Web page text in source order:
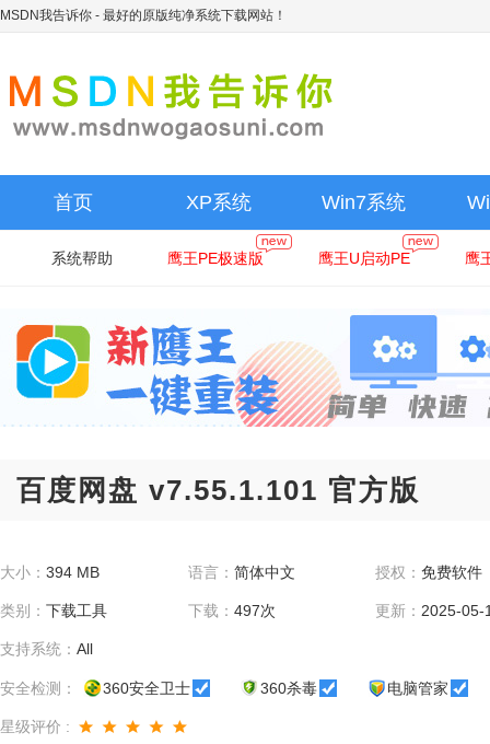
MSDN我告诉你 - 最好的原版纯净系统下载网站！
首页 XP系统 Win7系统
系统帮助 鹰王PE极速版 鹰王U启动PE 鹰
百度网盘 v7.55.1.101 官方版
大小： 394 MB 语言： 简体中文 授权：免费软件
类别： 下载工具 下载： 497次 更新： 2025-05-
支持系统： All
安全检测： 360安全卫士 360杀毒 电脑管家
星级评价 :